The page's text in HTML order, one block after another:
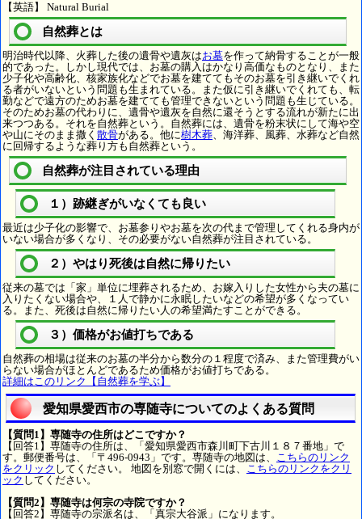
【英語】 Natural Burial
自然葬とは
明治時代以降、火葬した後の遺骨や遺灰はお墓を作って納骨することが一般
的であった。しかし現代では、お墓の購入はかなり高価なものとなり、また
少子化や高齢化、核家族化などでお墓を建ててもそのお墓を引き継いでくれ
る者がいないという問題も生まれている。また仮に引き継いでくれても、転
勤などで遠方のためお墓を建てても管理できないという問題も生じている。
そのためお墓の代わりに、遺骨や遺灰を自然に還そうとする流れが新たに出
来つつある。それを自然葬という。自然葬には、遺骨を粉末状にして海や空
や山にそのまま撒く 散骨がある。他に樹木葬、海洋葬、風葬、水葬など自然
に回帰するような葬り方も自然葬という。
自然葬が注目されている理由
１）跡継ぎがいなくても良い
最近は少子化の影響で、お墓参りやお墓を次の代まで管理してくれる身内が
いない場合が多くなり、その必要がない自然葬が注目されている。
２）やはり死後は自然に帰りたい
従来の墓では「家」単位に埋葬されるため、お嫁入りした女性から夫の墓に
入りたくない場合や、１人で静かに永眠したいなどの希望が多くなってい
る。また、死後は自然に帰りたい人の希望満たすことができる。
３）価格がお値打ちである
自然葬の相場は従来のお墓の半分から数分の１程度で済み、また管理費がい
らない場合がほとんどであるため価格がお値打ちである。
詳細はこのリンク【自然葬を学ぶ】
愛知県愛西市の専随寺についてのよくある質問
【質問1】専随寺の住所はどこですか？
【回答1】専随寺の住所は、「愛知県愛西市森川町下古川１８７番地」で
す。郵便番号は、「〒496-0943」です。専随寺の地図は、 こちらのリンク
をクリック してください。 地図を別窓で開くには、 こちらのリンクをクリ
ック してください。
【質問2】専随寺は何宗の寺院ですか？
【回答2】専随寺の宗派名は、「真宗大谷派」になります。